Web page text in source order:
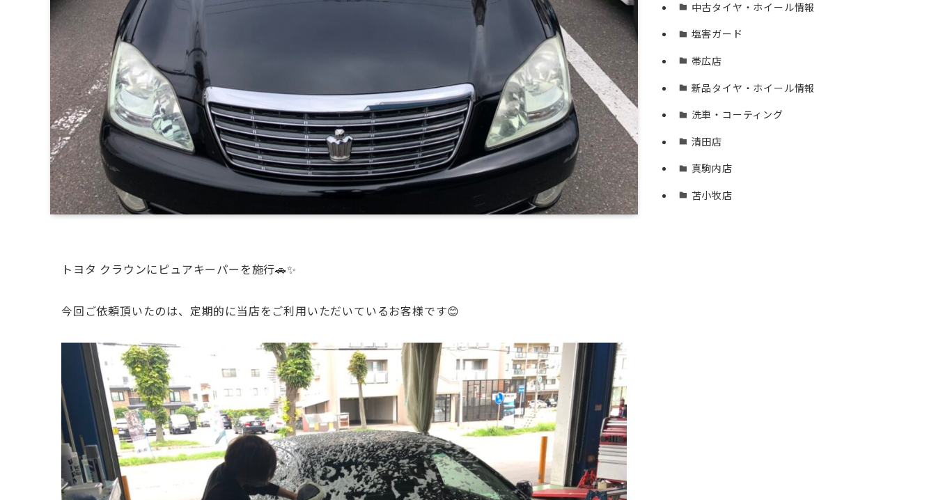
トヨタ クラウンにピュアキーパーを施行🚗✨
今回ご依頼頂いたのは、定期的に当店をご利用いただいているお客様です😊
中古タイヤ・ホイール情報
塩害ガード
帯広店
新品タイヤ・ホイール情報
洗車・コーティング
清田店
真駒内店
苫小牧店